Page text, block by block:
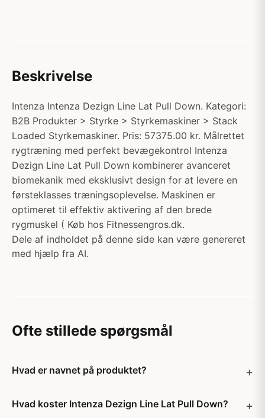
Beskrivelse
Intenza Intenza Dezign Line Lat Pull Down. Kategori:
B2B Produkter > Styrke > Styrkemaskiner > Stack
Loaded Styrkemaskiner. Pris: 57375.00 kr. Målrettet
rygtræning med perfekt bevægekontrol Intenza
Dezign Line Lat Pull Down kombinerer avanceret
biomekanik med eksklusivt design for at levere en
førsteklasses træningsoplevelse. Maskinen er
optimeret til effektiv aktivering af den brede
rygmuskel ( Køb hos Fitnessengros.dk.
Dele af indholdet på denne side kan være genereret
med hjælp fra AI.
Ofte stillede spørgsmål
Hvad er navnet på produktet?
Hvad koster Intenza Dezign Line Lat Pull Down?